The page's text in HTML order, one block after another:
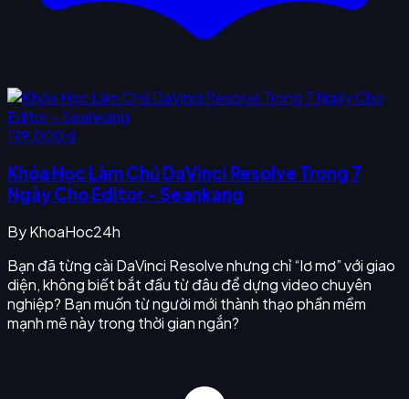
199.000 ₫
Khóa Học Làm Chủ DaVinci Resolve Trong 7
Ngày Cho Editor - Seankang
ByKhoaHoc24h
Bạn đã từng cài DaVinci Resolve nhưng chỉ “lơ mơ” với giao
diện, không biết bắt đầu từ đâu để dựng video chuyên
nghiệp? Bạn muốn từ người mới thành thạo phần mềm
mạnh mẽ này trong thời gian ngắn?